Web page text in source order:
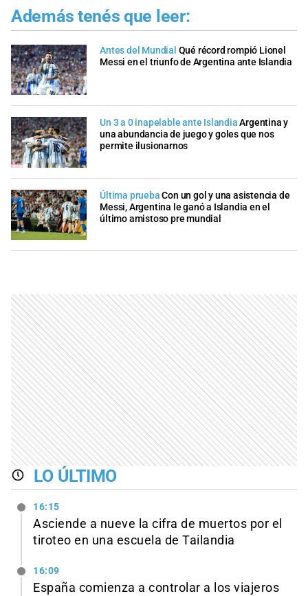
Además tenés que leer:
Antes del Mundial Qué récord rompió Lionel
Messi en el triunfo de Argentina ante Islandia
Un 3 a 0 inapelable ante Islandia Argentina y
una abundancia de juego y goles que nos
permite ilusionarnos
Última prueba Con un gol y una asistencia de
Messi, Argentina le ganó a Islandia en el
último amistoso pre mundial
LO ÚLTIMO
16:15
Asciende a nueve la cifra de muertos por el
tiroteo en una escuela de Tailandia
16:09
España comienza a controlar a los viajeros